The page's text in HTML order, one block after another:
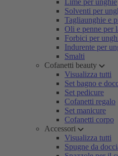
Lime per unghie
Solventi per
Tagliaunghie e
Oli e penne per
Forbici per
Indurente per
Smalti
Cofanetti beauty
Visualizza tutti
Set bagno e
Set pedicure
Cofanetti regalo
Set manicure
Cofanetti corpo
Accessori
Visualizza tutti
Spugne da